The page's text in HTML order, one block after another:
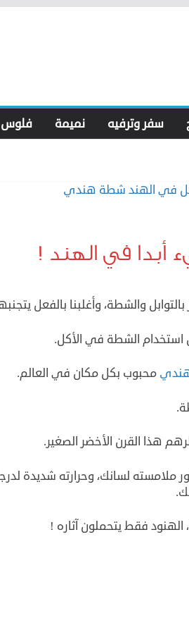
سفر وترفيه نميمة فلوس
أبدا في الهند !
والشطة، وأغلبنا بالفعل
الشطة في الأكل.
محبوب بكل مكان في العالم.
لسانك، وحرارته شديدة
فقط يتحملون آثاره !